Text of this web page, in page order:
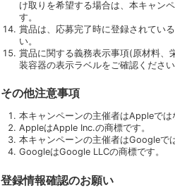
け取りを希望する場合は、本キャン
す。
賞品は、応募完了時に登録されてい
い。
賞品に関する義務表示事項(原材料、
装容器の表示ラベルをご確認ください
その他注意事項
本キャンペーンの主催者はAppleでは
AppleはApple Inc.の商標です。
本キャンペーンの主催者はGoogleで
GoogleはGoogle LLCの商標です。
登録情報確認のお願い